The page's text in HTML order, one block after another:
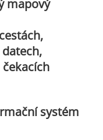
mapový
systém